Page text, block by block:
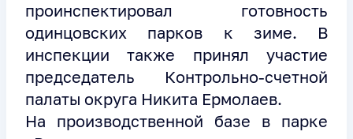
проинспектировал готовность
одинцовских парков к зиме. В
инспекции также принял участие
председатель Контрольно-счетной
палаты округа Никита Ермолаев.
На производственной базе в парке